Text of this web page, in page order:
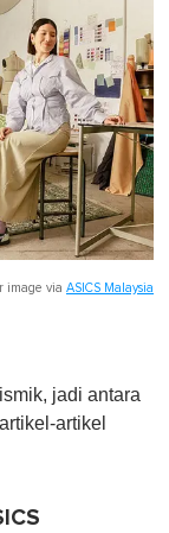
image via ASICS Malaysia
jadi antara
artikel